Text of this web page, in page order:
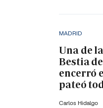
MADRID
Una de
Bestia
encerró
pateó
Carlos Hidalgo